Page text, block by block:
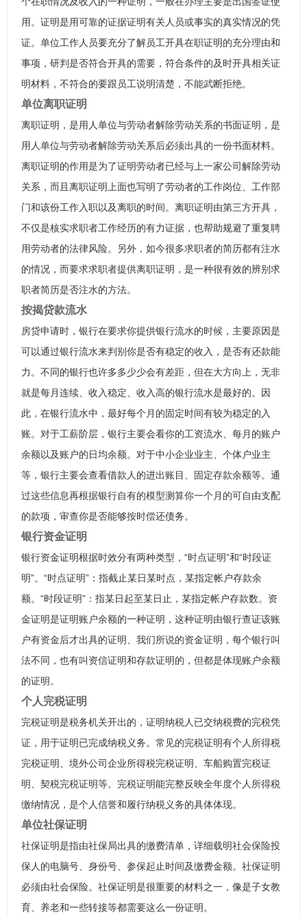
用。证明是用可靠的证据证明有关人员或事实的真实情况的凭
证。单位工作人员要充分了解员工开具在职证明的充分理由和
事项，研判是否符合开具的需要，符合条件的及时开具相关证
明材料，不符合的要跟员工说明清楚，不能武断拒绝。
单位离职证明
离职证明，是用人单位与劳动者解除劳动关系的书面证明，是
用人单位与劳动者解除劳动关系后必须出具的一份书面材料。
离职证明的作用是为了证明劳动者已经与上一家公司解除劳动
关系，而且离职证明上面也写明了劳动者的工作岗位、工作部
门和该份工作入职以及离职的时间。离职证明由第三方开具，
不仅是核实求职者工作经历的有力证据，也帮助规避了重复聘
用劳动者的法律风险。另外，如今很多求职者的简历都有注水
的情况，而要求求职者提供离职证明，是一种很有效的辨别求
职者简历是否注水的方法。
按揭贷款流水
房贷申请时，银行在要求你提供银行流水的时候，主要原因是
可以通过银行流水来判别你是否有稳定的收入，是否有还款能
力。不同的银行也许多多少少会有差距，但在大方向上，无非
就是每月连续、收入稳定、收入高的银行流水是最好的。因
此，在银行流水中，最好每个月的固定时间有较为稳定的入
账。对于工薪阶层，银行主要会看你的工资流水、每月的账户
余额以及账户的日均余额。对于中小企业业主、个体户业主
等，银行主要会查看借款人的进出账目、固定存款余额等。通
过这些信息再根据银行自有的模型测算你一个月的可自由支配
的款项，审查你是否能够按时偿还债务。
银行资金证明
银行资金证明根据时效分有两种类型，“时点证明”和“时段证
明”。“时点证明”：指截止某日某时点，某指定帐户存款余
额。“时段证明”：指某日起至某日止，某指定帐户存款数。资
金证明是证明账户余额的一种证明，这种证明由银行查证该账
户有资金后才出具的证明、我们所说的资金证明，每个银行叫
法不同，也有叫资信证明和存款证明的，但都是体现账户余额
的证明。
个人完税证明
完税证明是税务机关开出的，证明纳税人已交纳税费的完税凭
证，用于证明已完成纳税义务。常见的完税证明有个人所得税
完税证明、境外公司企业所得税完税证明、车船购置完税证
明、契税完税证明等。完税证明能完整反映全年度个人所得税
缴纳情况，是个人信誉和履行纳税义务的具体体现。
单位社保证明
社保证明是指由社保局出具的缴费清单，详细载明社会保险投
保人的电脑号、身份号、参保起止时间及缴费金额。社保证明
必须由社会保险。社保证明是很重要的材料之一，像是子女教
育、养老和一些转接等都需要这么一份证明。